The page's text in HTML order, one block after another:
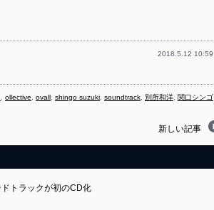
2018.5.12 10:59
, ollective, ovall , shingo suzuki, soundtrack, 別所和洋, 関口シンゴ
新しい記事
トラックが初のCD化